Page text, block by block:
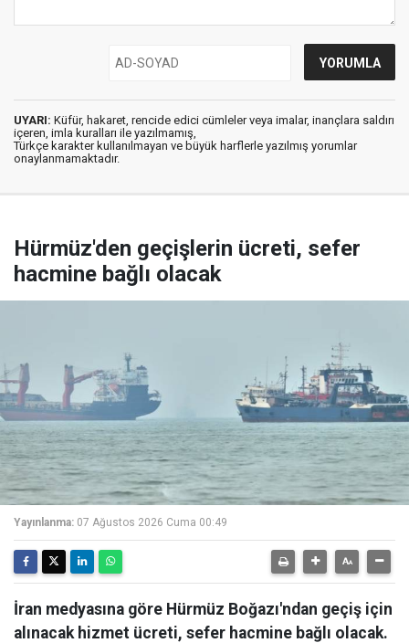
UYARI: Küfür, hakaret, rencide edici cümleler veya imalar, inançlara saldırı
içeren, imla kuralları ile yazılmamış,
Türkçe karakter kullanılmayan ve büyük harflerle yazılmış yorumlar
onaylanmamaktadır.
Hürmüz'den geçişlerin ücreti, sefer
hacmine bağlı olacak
Yayınlanma: 07 Ağustos 2026 Cuma 00:49
İran medyasına göre Hürmüz Boğazı'ndan geçiş için
alınacak hizmet ücreti, sefer hacmine bağlı olacak.